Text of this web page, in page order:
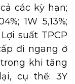
các kỳ hạn;
1W 5,13%;
Lợi suất TPCP
đi ngang ở
khi tăng
cụ thể: 3Y